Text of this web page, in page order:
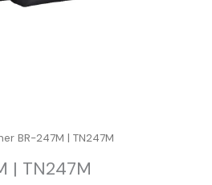
BR-247M | TN247M
| TN247M